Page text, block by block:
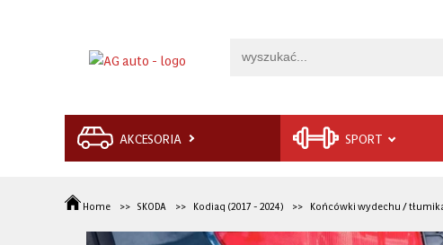
AKCESORIA SPORT
Home SKODA Kodiaq (2017 - 2024) Końcówki wydechu /